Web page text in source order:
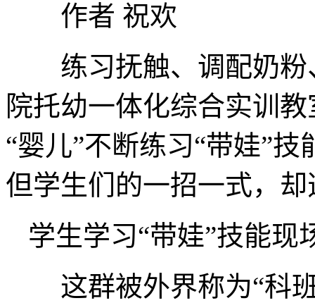
作者 祝欢
练习抚触、调配奶粉
院托幼一体化综合实训
“婴儿”不断练习“带娃”
但学生们的一招一式，
学生学习“带娃”技能现
这群被外界称为“科班